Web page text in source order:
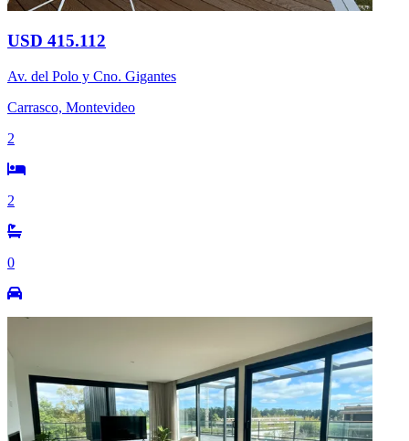
USD 415.112
Av. del Polo y Cno. Gigantes
Carrasco, Montevideo
2
2
0